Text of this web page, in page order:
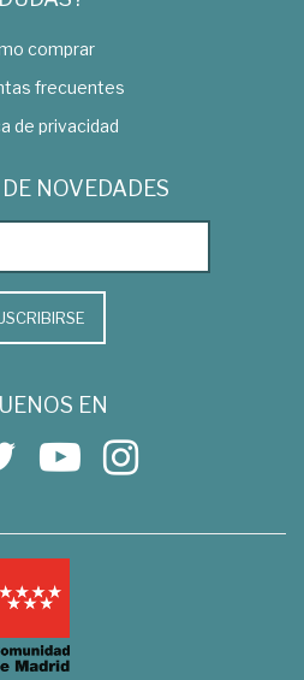
comprar
frecuentes
de privacidad
NOVEDADES
EN